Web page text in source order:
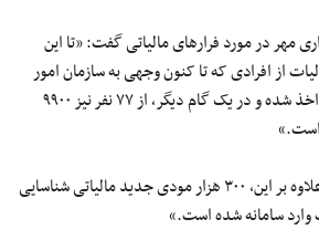
مهر در مورد فرارهای مالیاتی گفت: «تا این
مالیات از افرادی که تا کنون وجهی به سازمان امور
مالیاتی پرداخت نمی‌کردند، اخذ شده و در یک گام دیگر، از ۷۷ نفر نیز ۹۹۰۰
است.»
معاون وزیر اقتصاد افزود: «علاوه بر این، ۳۰۰ هزار مودی جدید مالیاتی شناسایی